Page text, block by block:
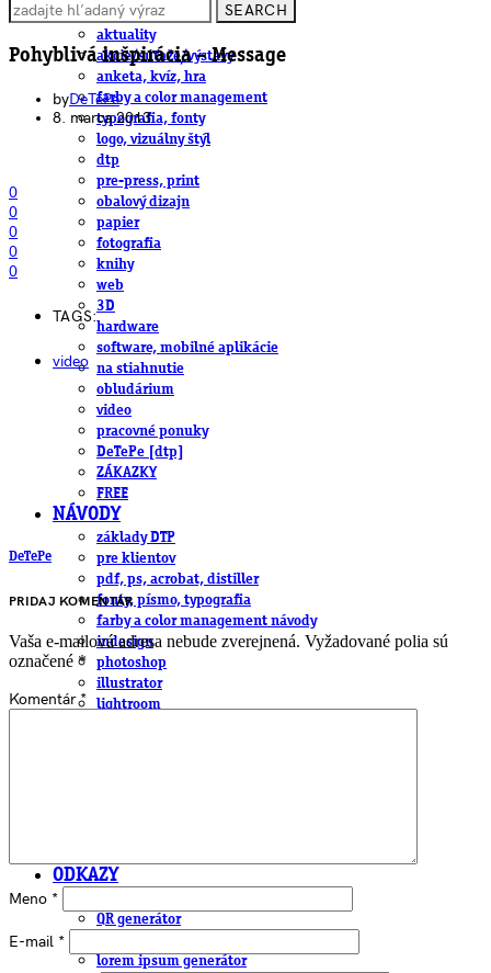
ČLÁNKY
aktuality
akcie/súťaže/výstavy
anketa, kvíz, hra
farby a color management
typografia, fonty
logo, vizuálny štýl
dtp
pre-press, print
obalový dizajn
papier
fotografia
knihy
web
3D
hardware
software, mobilné aplikácie
na stiahnutie
obludárium
video
pracovné ponuky
DeTePe [dtp]
ZÁKAZKY
FREE
NÁVODY
základy DTP
pre klientov
pdf, ps, acrobat, distiller
fonty, písmo, typografia
farby a color management návody
indesign
photoshop
illustrator
lightroom
ODKAZY
QR generátor
lorem ipsum generátor
SEARCH
Pohyblivá inšpirácia – Message
byDeTePe
8. marca 2013
0
0
0
0
0
TAGS:
video
DeTePe
PRIDAJ KOMENTÁR
Vaša e-mailová adresa nebude zverejnená. Vyžadované polia sú
označené *
Komentár*
Meno *
E-mail *